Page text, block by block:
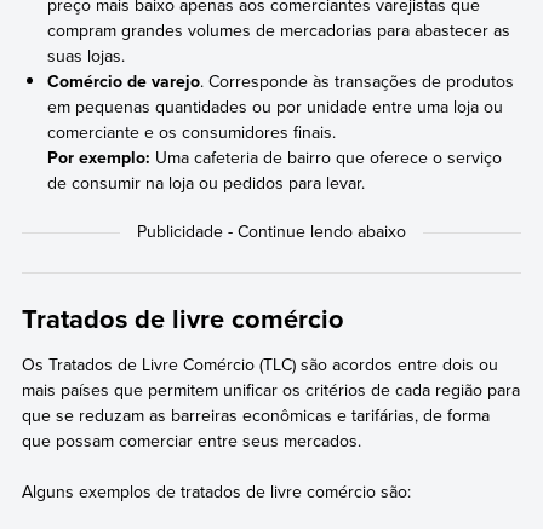
compram grandes volumes de mercadorias para abastecer as
suas lojas.
Comércio de varejo. Corresponde às transações de produtos
em pequenas quantidades ou por unidade entre uma loja ou
comerciante e os consumidores finais.
Por exemplo: Uma cafeteria de bairro que oferece o serviço
de consumir na loja ou pedidos para levar.
Tratados de livre comércio
Os Tratados de Livre Comércio (TLC) são acordos entre dois ou
mais países que permitem unificar os critérios de cada região para
que se reduzam as barreiras econômicas e tarifárias, de forma
que possam comerciar entre seus mercados.
Alguns exemplos de tratados de livre comércio são: